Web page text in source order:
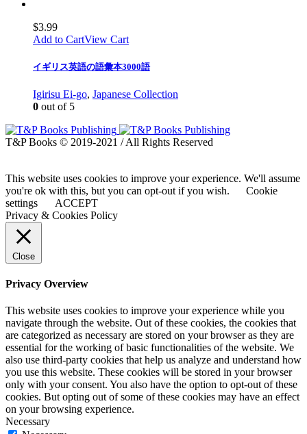
$3.99
Add to CartView Cart
イギリス英語の語彙本3000語
Igirisu Ei-go, Japanese Collection
0 out of 5
T&P Books © 2019-2021 / All Rights Reserved
This website uses cookies to improve your experience. We'll assume
you're ok with this, but you can opt-out if you wish.
Cookie
settings
ACCEPT
Privacy & Cookies Policy
Close
Privacy Overview
This website uses cookies to improve your experience while you
navigate through the website. Out of these cookies, the cookies that
are categorized as necessary are stored on your browser as they are
essential for the working of basic functionalities of the website. We
also use third-party cookies that help us analyze and understand how
you use this website. These cookies will be stored in your browser
only with your consent. You also have the option to opt-out of these
cookies. But opting out of some of these cookies may have an effect
on your browsing experience.
Necessary